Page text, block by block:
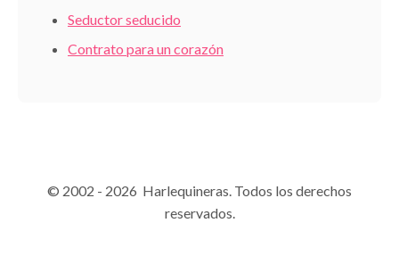
Seductor seducido
Contrato para un corazón
© 2002 - 2026 Harlequineras. Todos los derechos
reservados.